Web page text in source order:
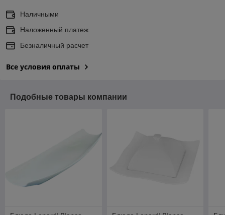
Наличными
Наложенный платеж
Безналичный расчет
Все условия оплаты
Подобные товары компании